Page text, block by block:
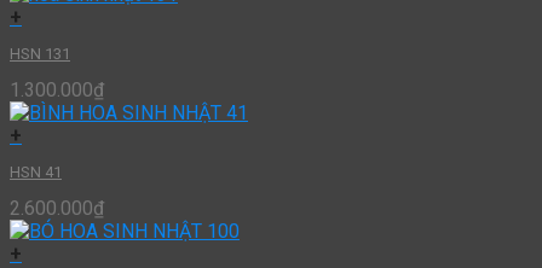
+
HSN 131
1.300.000₫
+
HSN 41
2.600.000₫
+